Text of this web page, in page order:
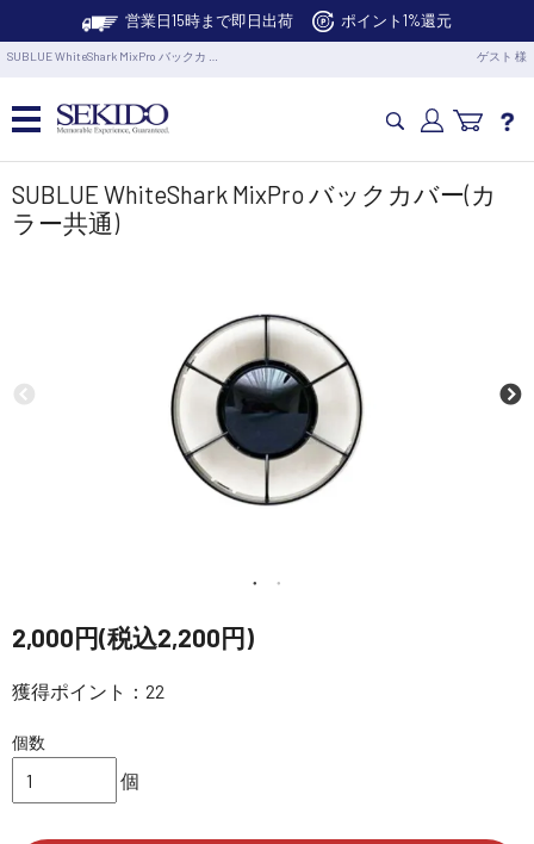
営業日15時まで即日出荷 ポイント1%還元
SUBLUE WhiteShark MixPro バックカ … ゲスト 様
カメラドローン・生活家電
業務用ドローン・業務関連製品
水中ドローン(ROV)・水中スクーター
定期配信!
サポート・Q&A / 法人・学生のお客様
SUBLUE WhiteShark MixPro バックカバー(カ
ラー共通)
2,000円(税込2,200円)
獲得ポイント：22
個数
個